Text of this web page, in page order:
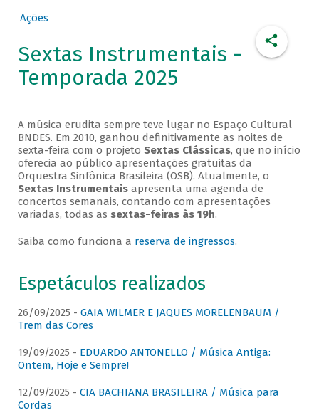
Ações
Sextas Instrumentais -
Temporada 2025
A música erudita sempre teve lugar no Espaço Cultural
BNDES. Em 2010, ganhou definitivamente as noites de
sexta-feira com o projeto Sextas Clássicas, que no início
oferecia ao público apresentações gratuitas da
Orquestra Sinfônica Brasileira (OSB). Atualmente, o
Sextas Instrumentaisapresenta uma agenda de
concertos semanais, contando com apresentações
variadas, todas as sextas-feiras às 19h.
Saiba como funciona a reserva de ingressos.
Espetáculos realizados
26/09/2025 - GAIA WILMER E JAQUES MORELENBAUM /
Trem das Cores
19/09/2025 - EDUARDO ANTONELLO / Música Antiga:
Ontem, Hoje e Sempre!
12/09/2025 - CIA BACHIANA BRASILEIRA / Música para
Cordas